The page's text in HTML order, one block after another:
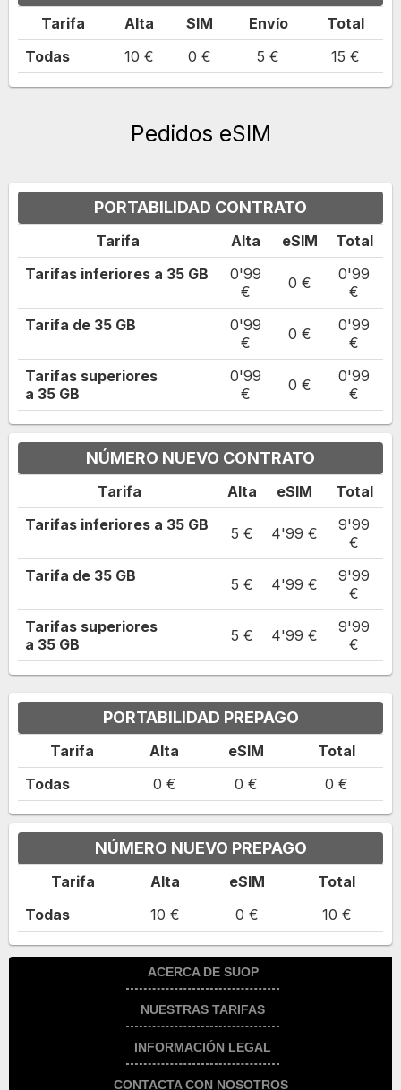
Tarifa Alta SIM Envío
Total
Todas
10 € 0 € 5 € 15 €
Pedidos eSIM
PORTABILIDAD CONTRATO
Tarifa Alta eSIM
Total
Tarifas inferiores a 35 GB
0'99
€
0 €
0'99
€
Tarifa de 35 GB
0'99
€
0 €
0'99
€
Tarifas superiores
a 35 GB
0'99
€
0 €
0'99
€
NÚMERO NUEVO CONTRATO
Tarifa Alta eSIM
Total
Tarifas inferiores a 35 GB 5 € 4'99 €
9'99
€
Tarifa de 35 GB 5 € 4'99 €
9'99
€
Tarifas superiores
a 35 GB 5 € 4'99 €
9'99
€
PORTABILIDAD PREPAGO
Tarifa Alta eSIM
Total
Todas
0 € 0 € 0 €
NÚMERO NUEVO PREPAGO
Tarifa Alta eSIM
Total
Todas
10 € 0 € 10 €
ACERCA DE SUOP
Descubre más sobre nosotros
Viaja sin roaming
NUESTRAS TARIFAS
Tarifas de móvil con 5G
INFORMACIÓN LEGAL
Aviso legal del sitio web
CONTACTA CON NOSOTROS